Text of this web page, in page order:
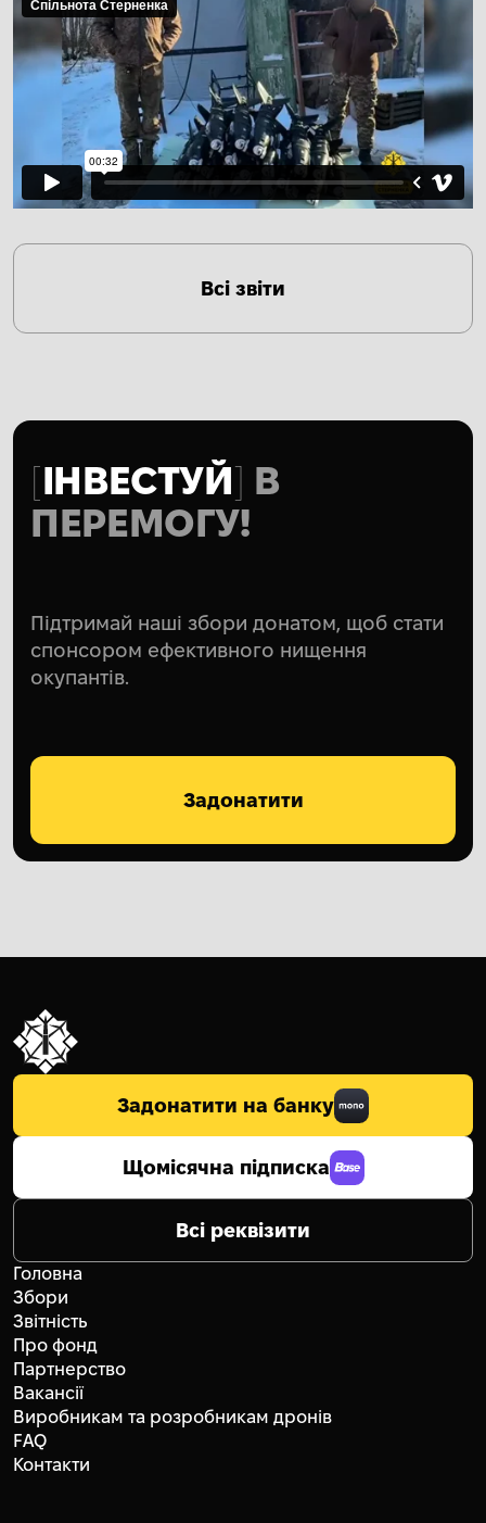
Всі звіти
ІНВЕСТУЙ В
ПЕРЕМОГУ!
Підтримай наші збори донатом, щоб стати
спонсором ефективного нищення
окупантів.
Задонатити
Задонатити на банку
Щомісячна підписка
Всі реквізити
Головна
Збори
Звітність
Про фонд
Партнерство
Вакансії
Виробникам та розробникам дронів
FAQ
Контакти